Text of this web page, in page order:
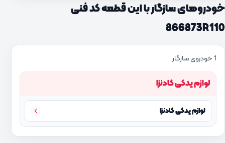
خودروهای سازگار با این قطعه کد فنی
866873R110
1 خودروی سازگار
لوازم یدکی کادنزا
لوازم یدکی کادنزا